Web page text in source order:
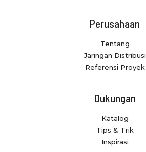
Perusahaan
Tentang
Jaringan Distribusi
Referensi Proyek
Dukungan
Katalog
Tips & Trik
Inspirasi